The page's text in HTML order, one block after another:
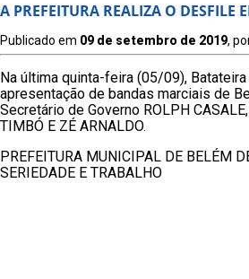
A PREFEITURA REALIZA O DESFILE
Publicado em 09 de setembro de 2019,
Na última quinta-feira (05/09),
apresentação de bandas marciais de
Secretário de Governo ROLPH
TIMBÓ E ZÉ ARNALDO.
PREFEITURA MUNICIPAL DE BELÉM
SERIEDADE E TRABALHO